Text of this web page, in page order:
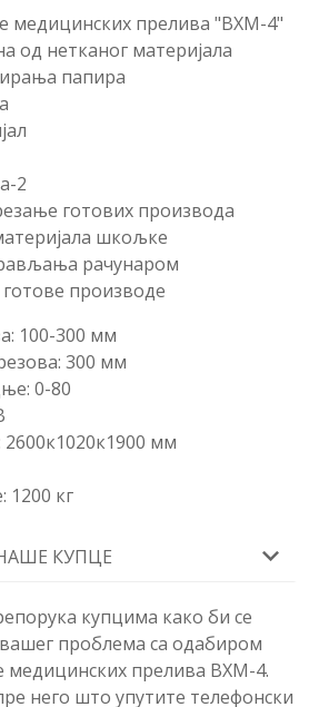
медицинских прелива "ВХМ-4"
од нетканог материјала
папира
2
готових производа
шкољке
рачунаром
производе
100-300 мм
300 мм
0-80
мм
кг
КУПЦЕ
купцима како би се
проблема са одабиром
медицинских прелива ВХМ-4.
него што упутите телефонски